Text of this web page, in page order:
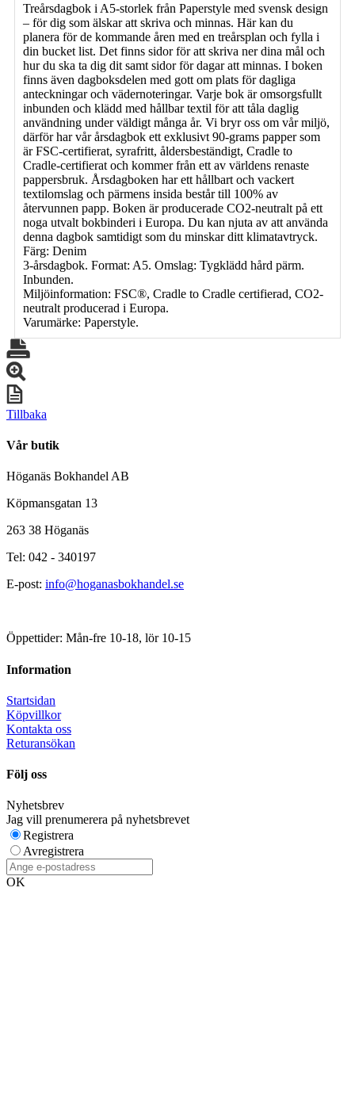
Treårsdagbok i A5-storlek från Paperstyle med svensk design
– för dig som älskar att skriva och minnas. Här kan du
planera för de kommande åren med en treårsplan och fylla i
din bucket list. Det finns sidor för att skriva ner dina mål och
hur du ska ta dig dit samt sidor för dagar att minnas. I boken
finns även dagboksdelen med gott om plats för dagliga
anteckningar och vädernoteringar. Varje bok är omsorgsfullt
inbunden och klädd med hållbar textil för att tåla daglig
användning under väldigt många år. Vi bryr oss om vår miljö,
därför har vår årsdagbok ett exklusivt 90-grams papper som
är FSC-certifierat, syrafritt, åldersbeständigt, Cradle to
Cradle-certifierat och kommer från ett av världens renaste
pappersbruk. Årsdagboken har ett hållbart och vackert
textilomslag och pärmens insida består till 100% av
återvunnen papp. Boken är producerade CO2-neutralt på ett
noga utvalt bokbinderi i Europa. Du kan njuta av att använda
denna dagbok samtidigt som du minskar ditt klimatavtryck.
Färg: Denim
3-årsdagbok. Format: A5. Omslag: Tygklädd hård pärm.
Inbunden.
Miljöinformation: FSC®, Cradle to Cradle certifierad, CO2-
neutralt producerad i Europa.
Varumärke: Paperstyle.
Tillbaka
Vår butik
Höganäs Bokhandel AB
Köpmansgatan 13
263 38 Höganäs
Tel: 042 - 340197
E-post: info@hoganasbokhandel.se
Öppettider: Mån-fre 10-18, lör 10-15
Information
Startsidan
Köpvillkor
Kontakta oss
Returansökan
Följ oss
Nyhetsbrev
Jag vill prenumerera på nyhetsbrevet
Registrera
Avregistrera
OK